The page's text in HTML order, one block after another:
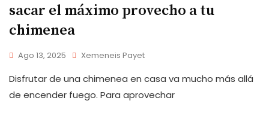
sacar el máximo provecho a tu
chimenea
Ago 13, 2025 Xemeneis Payet
Disfrutar de una chimenea en casa va mucho más allá
de encender fuego. Para aprovechar